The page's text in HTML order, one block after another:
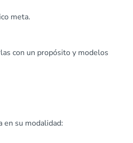
meta.
con un propósito y modelos
en su modalidad: